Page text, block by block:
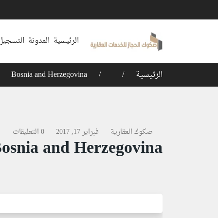
الرئيسية المدونة
الرئيسية Bosnia and Herzegovina
صكوك العقارية فبراير 17, 2017 0 التعليقات
and Herzegovina